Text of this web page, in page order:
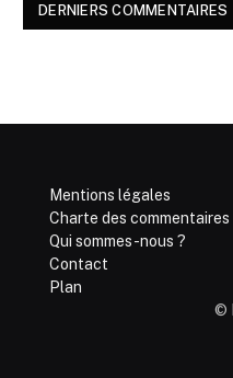
DERNIERS COMMENTAIRES
Mentions légales
Charte des commentaires
Qui sommes-nous ?
Contact
Plan
©